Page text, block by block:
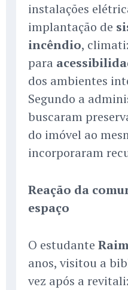
instalações
implantação de
incêndio,
para
dos ambientes
Segundo a
buscaram
do imóvel ao
incorporaram
Reação da
espaço
O estudante
anos, visitou a
vez após a